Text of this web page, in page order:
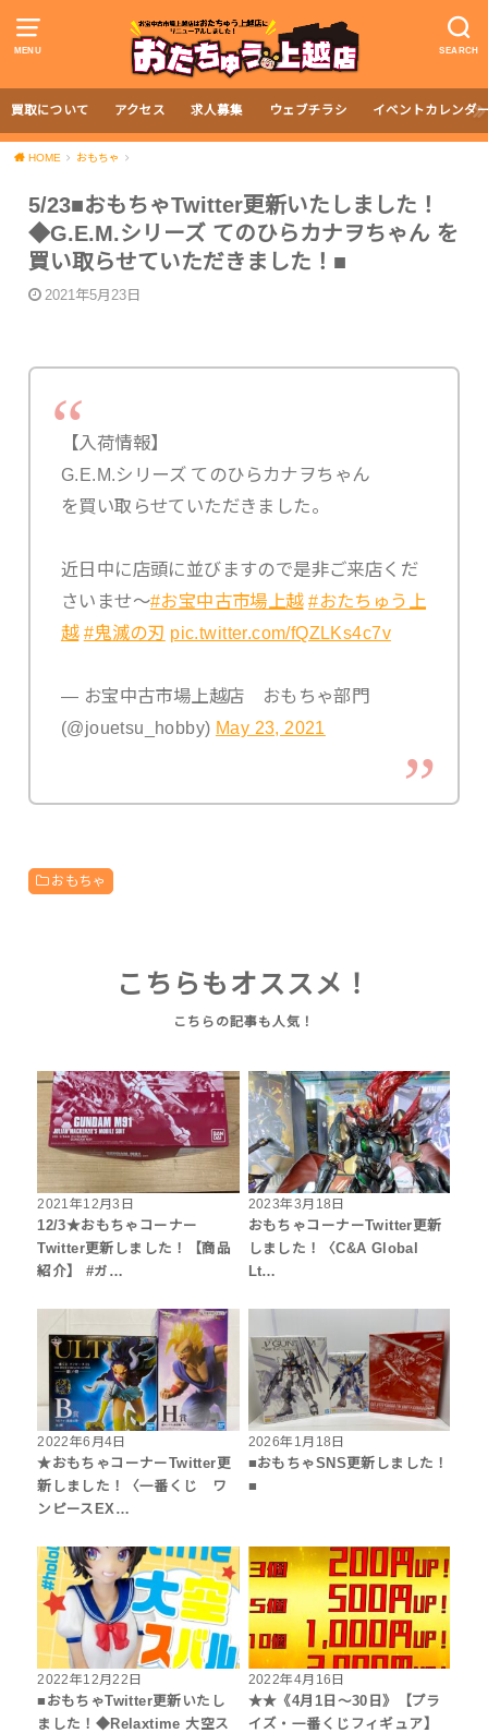
MENU SEARCH
買取について アクセス 求人募集 ウェブチラシ イベントカレンダ
HOME おもちゃ
5/23■おもちゃTwitter更新いたしました！
◆G.E.M.シリーズ てのひらカナヲちゃん を
買い取らせていただきました！■
2021年5月23日
【入荷情報】
G.E.M.シリーズ てのひらカナヲちゃん
を買い取らせていただきました。
近日中に店頭に並びますので是非ご来店くだ
さいませ〜#お宝中古市場上越 #おたちゅう上
越 #鬼滅の刃 pic.twitter.com/fQZLKs4c7v
— お宝中古市場上越店 おもちゃ部門
(@jouetsu_hobby) May 23, 2021
おもちゃ
こちらもオススメ！
2021年12月3日
12/3★おもちゃコーナー
Twitter更新しました！【商品
紹介】 #ガ…
2023年3月18日
おもちゃコーナーTwitter更新
しました！〈C&A Global
Lt…
2022年6月4日
★おもちゃコーナーTwitter更
新しました！〈一番くじ ワ
ンピースEX…
2026年1月18日
■おもちゃSNS更新しました！
■
2022年12月22日
■おもちゃTwitter更新いたし
ました！◆Relaxtime 大空ス
2022年4月16日
★★《4月1日～30日》【プラ
イズ・一番くじフィギュア】